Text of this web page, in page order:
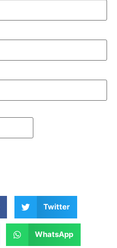
Twitter
WhatsApp